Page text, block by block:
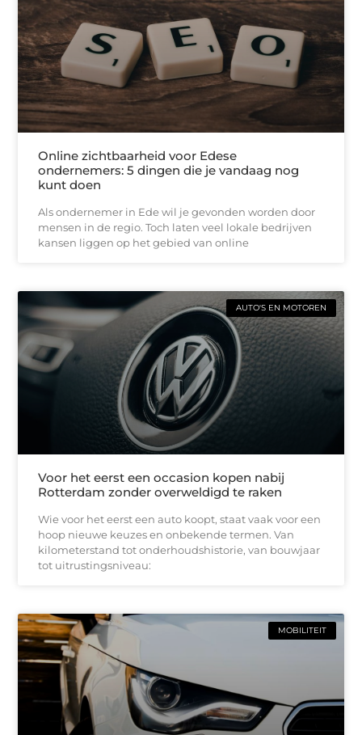
Online zichtbaarheid voor Edese
ondernemers: 5 dingen die je vandaag nog
kunt doen
Als ondernemer in Ede wil je gevonden worden door
mensen in de regio. Toch laten veel lokale bedrijven
kansen liggen op het gebied van online
AUTO'S EN MOTOREN
Voor het eerst een occasion kopen nabij
Rotterdam zonder overweldigd te raken
Wie voor het eerst een auto koopt, staat vaak voor een
hoop nieuwe keuzes en onbekende termen. Van
kilometerstand tot onderhoudshistorie, van bouwjaar
tot uitrustingsniveau:
MOBILITEIT